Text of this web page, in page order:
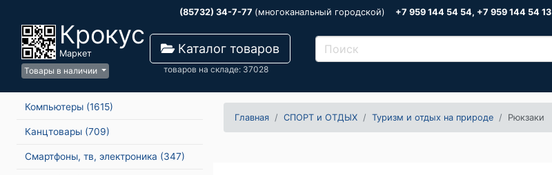
(85732) 34-7-77 (многоканальный городской) +7 959 144 54 54, +7 959 144 54 13
Крокус
Маркет
Товары в наличии
Каталог товаров
товаров на складе: 37028
Компьютеры (1615)
Канцтовары (709)
Смартфоны, тв, электроника (347)
Главная СПОРТ и ОТДЫХ Туризм и отдых на природе Рюкзаки